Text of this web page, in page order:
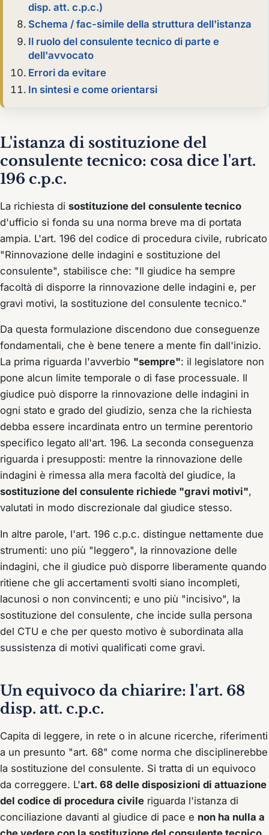
disp. att. c.p.c.)
Schema / fac-simile della struttura dell'istanza
Il ruolo del consulente tecnico di parte e
dell'avvocato
Errori da evitare
In sintesi e come orientarsi
L'istanza di sostituzione del
consulente tecnico: cosa dice l'art.
196 c.p.c.
La richiesta di sostituzione del consulente tecnico
d'ufficio si fonda su una norma breve ma di portata
ampia. L'art. 196 del codice di procedura civile, rubricato
"Rinnovazione delle indagini e sostituzione del
consulente", stabilisce che: "Il giudice ha sempre
facoltà di disporre la rinnovazione delle indagini e, per
gravi motivi, la sostituzione del consulente tecnico."
Da questa formulazione discendono due conseguenze
fondamentali, che è bene tenere a mente fin dall'inizio.
La prima riguarda l'avverbio "sempre": il legislatore non
pone alcun limite temporale o di fase processuale. Il
giudice può disporre la rinnovazione delle indagini in
ogni stato e grado del giudizio, senza che la richiesta
debba essere incardinata entro un termine perentorio
specifico legato all'art. 196. La seconda conseguenza
riguarda i presupposti: mentre la rinnovazione delle
indagini è rimessa alla mera facoltà del giudice, la
sostituzione del consulente richiede "gravi motivi",
valutati in modo discrezionale dal giudice stesso.
In altre parole, l'art. 196 c.p.c. distingue nettamente due
strumenti: uno più "leggero", la rinnovazione delle
indagini, che il giudice può disporre liberamente quando
ritiene che gli accertamenti svolti siano incompleti,
lacunosi o non convincenti; e uno più "incisivo", la
sostituzione del consulente, che incide sulla persona
del CTU e che per questo motivo è subordinata alla
sussistenza di motivi qualificati come gravi.
Un equivoco da chiarire: l'art. 68
disp. att. c.p.c.
Capita di leggere, in rete o in alcune ricerche, riferimenti
a un presunto "art. 68" come norma che disciplinerebbe
la sostituzione del consulente. Si tratta di un equivoco
da correggere. L'art. 68 delle disposizioni di attuazione
del codice di procedura civile riguarda l'istanza di
conciliazione davanti al giudice di pace e non ha nulla a